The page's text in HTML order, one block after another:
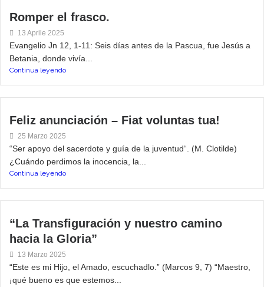
Romper el frasco.
13 Aprile 2025
Evangelio Jn 12, 1-11: Seis días antes de la Pascua, fue Jesús a
Betania, donde vivía...
Continua leyendo
Feliz anunciación – Fiat voluntas tua!
25 Marzo 2025
“Ser apoyo del sacerdote y guía de la juventud“. (M. Clotilde)
¿Cuándo perdimos la inocencia, la...
Continua leyendo
“La Transfiguración y nuestro camino
hacia la Gloria”
13 Marzo 2025
“Este es mi Hijo, el Amado, escuchadlo.” (Marcos 9, 7) “Maestro,
¡qué bueno es que estemos...